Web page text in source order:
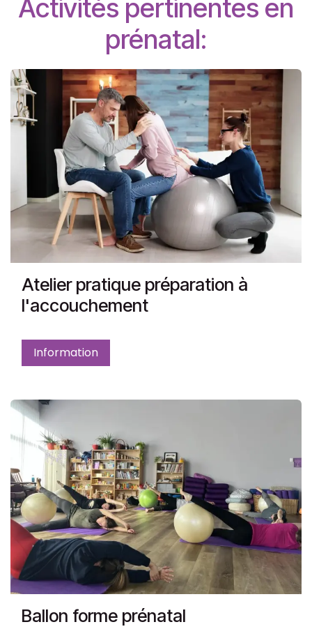
Activités pertinentes en
prénatal:
Atelier pratique préparation à
l'accouchement
Information
Ballon forme prénatal